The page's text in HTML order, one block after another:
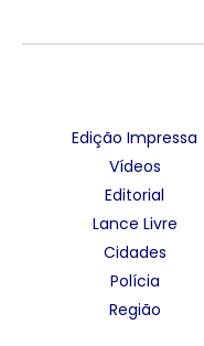
Edição Impressa
Vídeos
Editorial
Lance Livre
Cidades
Polícia
Região